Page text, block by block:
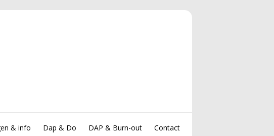
& info Dap & Do DAP & Burn-out Contact